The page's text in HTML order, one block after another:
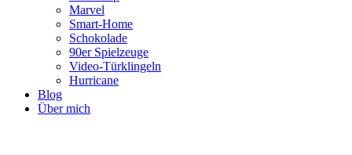
Marvel
Smart-Home
Schokolade
90er Spielzeuge
Video-Türklingeln
Hurricane
Blog
Über mich